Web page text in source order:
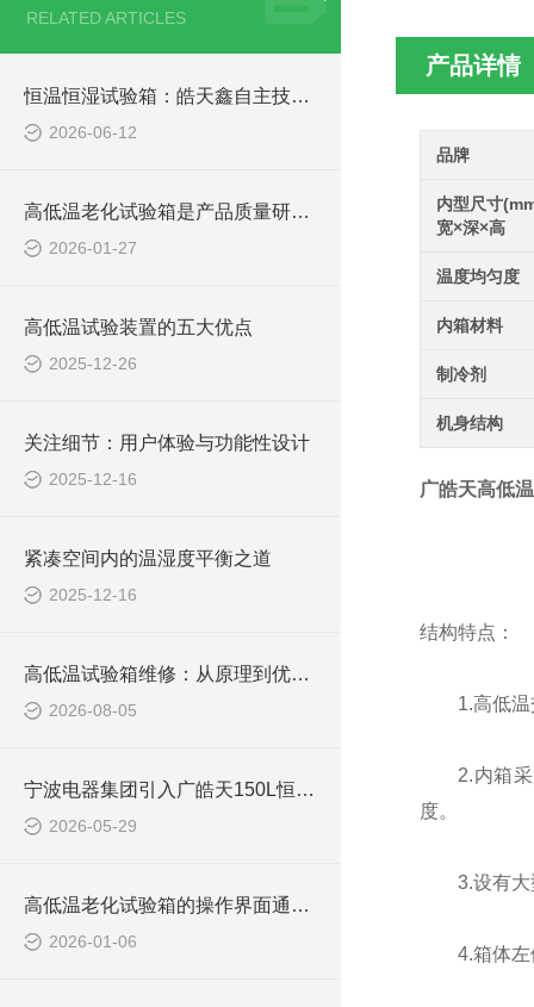
RELATED ARTICLES
恒温恒湿试验箱：皓天鑫自主技术破解均匀性与防结露难题
2026-06-12
高低温老化试验箱是产品质量研发过程中不可少的重要工具
2026-01-27
高低温试验装置的五大优点
2025-12-26
关注细节：用户体验与功能性设计
2025-12-16
紧凑空间内的温湿度平衡之道
2025-12-16
高低温试验箱维修：从原理到优势的科普解析
2026-08-05
宁波电器集团引入广皓天150L恒温恒湿箱试验箱，强化全场景可靠性测试能力
2026-05-29
高低温老化试验箱的操作界面通常设计得简洁明了
2026-01-06
产品详情
品牌
内型尺寸
宽×深×高
温度均匀度
内箱材料
制冷剂
机身结构
广皓天高低
结构特点：
1.高低温交
2.内箱采用
度。
3.设有大型
4.箱体左侧